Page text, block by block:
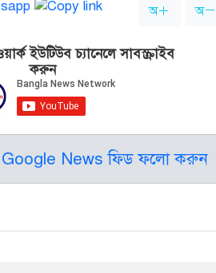
অ অ
ইউটিউব চ্যানেলে সাবস্ক্রাইব
করুন
Google News ফিড ফলো করুন